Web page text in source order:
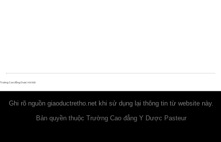
Ghi rõ nguồn giaoductretho.netkhi sử dụng lại thông tin từ website này.
Bản quyền thuộc Trường Cao đẳng Y Dược Pasteur
Trường Cao đẳng Dược Hà Nội